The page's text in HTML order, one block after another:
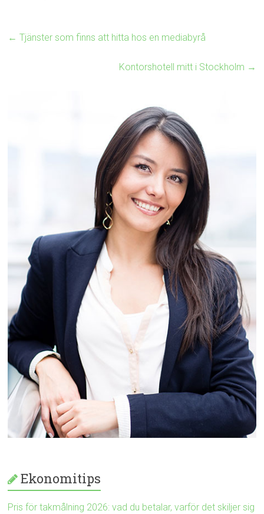
← Tjänster som finns att hitta hos en mediabyrå
Kontorshotell mitt i Stockholm →
Ekonomitips
Pris för takmålning 2026: vad du betalar, varför det skiljer sig